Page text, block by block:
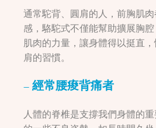
通常駝背、圓肩的人，前胸肌
感，駱駝式不僅能幫助擴展胸
肌肉的力量，讓身體得以挺直
肩的習慣。
– 經常腰痠背痛者
人體的脊椎是支撐我們身體的